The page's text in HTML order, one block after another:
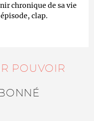
chronique de sa vie
clap.
POUVOIR